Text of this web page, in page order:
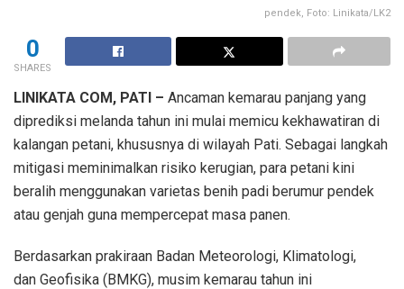
pendek, Foto: Linikata/LK2
0
SHARES
LINIKATA COM, PATI – Ancaman kemarau panjang yang
diprediksi melanda tahun ini mulai memicu kekhawatiran di
kalangan petani, khususnya di wilayah Pati. Sebagai langkah
mitigasi meminimalkan risiko kerugian, para petani kini
beralih menggunakan varietas benih padi berumur pendek
atau genjah guna mempercepat masa panen.
Berdasarkan prakiraan Badan Meteorologi, Klimatologi,
dan Geofisika (BMKG), musim kemarau tahun ini